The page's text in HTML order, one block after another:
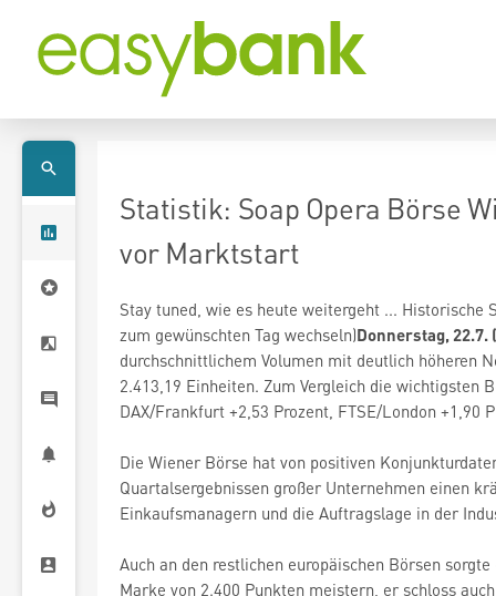
Statistik: Soap Opera Börse
vor Marktstart
Stay tuned, wie es heute weitergeht ...
zum gewünschten Tag wechseln)Donnerstag, 22.7.
durchschnittlichem Volumen mit deutlich höheren
2.413,19 Einheiten. Zum Vergleich die wichtigsten
DAX/Frankfurt +2,53 Prozent, FTSE/London +1,90
Die Wiener Börse hat von positiven
Quartalsergebnissen großer Unternehmen einen
Einkaufsmanagern und die Auftragslage in der
Auch an den restlichen europäischen Börsen
Marke von 2.400 Punkten meistern, er schloss